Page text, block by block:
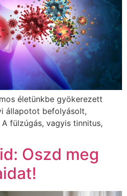
életünkbe gyökerezett
állapotot befolyásolt,
fülzúgás, vagyis tinnitus,
Oszd meg